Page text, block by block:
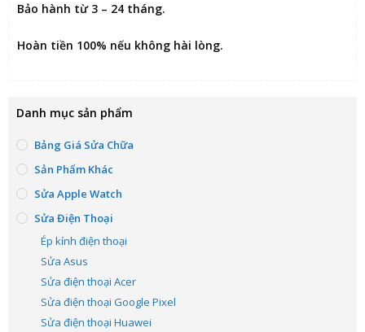
Bảo hành từ 3 – 24 tháng.
Hoàn tiền 100% nếu không hài lòng.
Danh mục sản phẩm
Bảng Giá Sửa Chữa
Sản Phẩm Khác
Sửa Apple Watch
Sửa Điện Thoại
Ép kính điện thoại
Sửa Asus
Sửa điện thoại Acer
Sửa điện thoại Google Pixel
Sửa điện thoại Huawei